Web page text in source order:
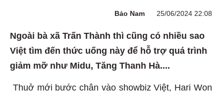
Bảo Nam 25/06/2024 22:08
Ngoài bà xã Trấn Thành thì cũng có nhiều sao
Việt tìm đến thức uống này để hỗ trợ quá trình
giảm mỡ như Midu, Tăng Thanh Hà....
Thuở mới bước chân vào showbiz Việt, Hari Won